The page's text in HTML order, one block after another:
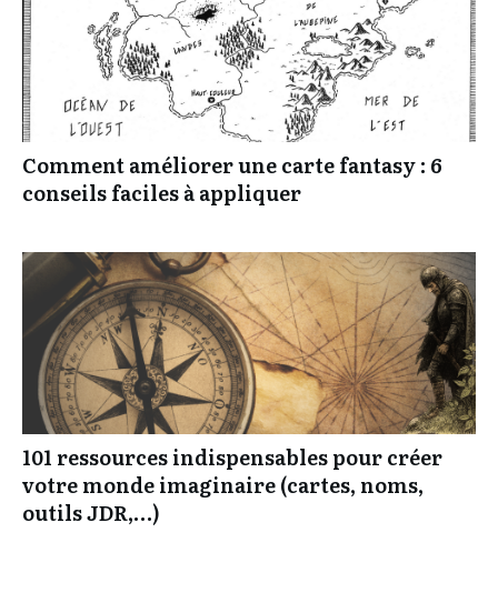
Comment améliorer une carte fantasy : 6
conseils faciles à appliquer
101 ressources indispensables pour créer
votre monde imaginaire (cartes, noms,
outils JDR,…)